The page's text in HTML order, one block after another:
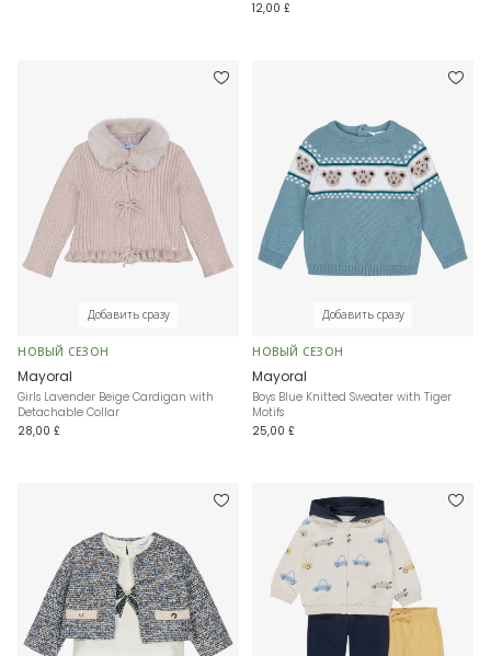
12,00 £
Добавить сразу
НОВЫЙ СЕЗОН
Mayoral
Girls Lavender Beige Cardigan with
Detachable Collar
28,00 £
Добавить сразу
НОВЫЙ СЕЗОН
Mayoral
Boys Blue Knitted Sweater with Tiger
Motifs
25,00 £